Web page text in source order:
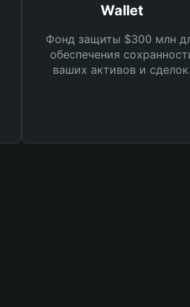
Wallet
Фонд защиты $300 млн
обеспечения
ваших активов и сделок.